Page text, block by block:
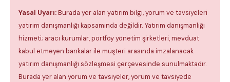
Yasal Uyarı:Burada yer alan yatırım bilgi, yorum ve tavsiyeleri
yatırım danışmanlığı kapsamında değildir. Yatırım danışmanlığı
hizmeti; aracı kurumlar, portföy yönetim şirketleri, mevduat
kabul etmeyen bankalar ile müşteri arasında imzalanacak
yatırım danışmanlığı sözleşmesi çerçevesinde sunulmaktadır.
Burada yer alan yorum ve tavsiyeler, yorum ve tavsiyede